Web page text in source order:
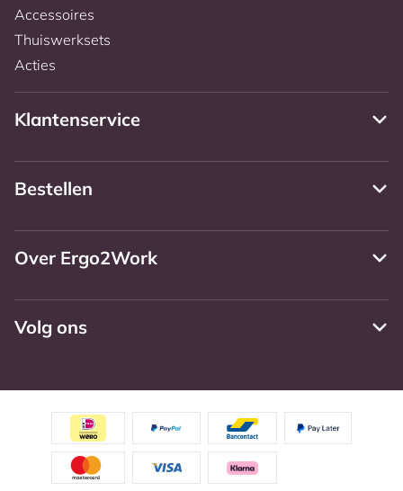
Accessoires
Thuiswerksets
Acties
Klantenservice
Bestellen
Over Ergo2Work
Volg ons